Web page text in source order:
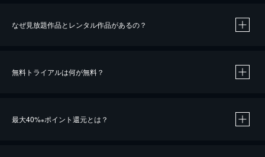
なぜ見放題作品とレンタル作品があるの？
無料トライアルは何が無料？
最大40%※ポイント還元とは？